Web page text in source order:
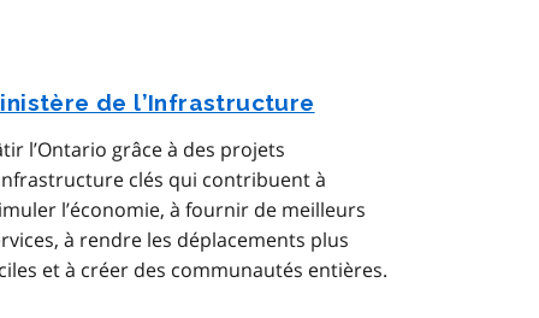
de l’Infrastructure
l’Ontario grâce à des projets
clés qui contribuent à
l’économie, à fournir de meilleurs
à rendre les déplacements plus
et à créer des communautés entières.